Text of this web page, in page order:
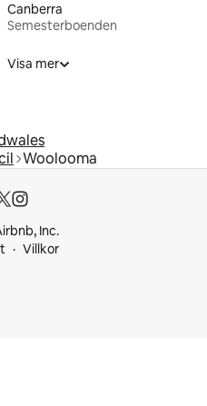
Canberra
Semesterboenden
Visa mer
Woolooma
Inc.
Villkor